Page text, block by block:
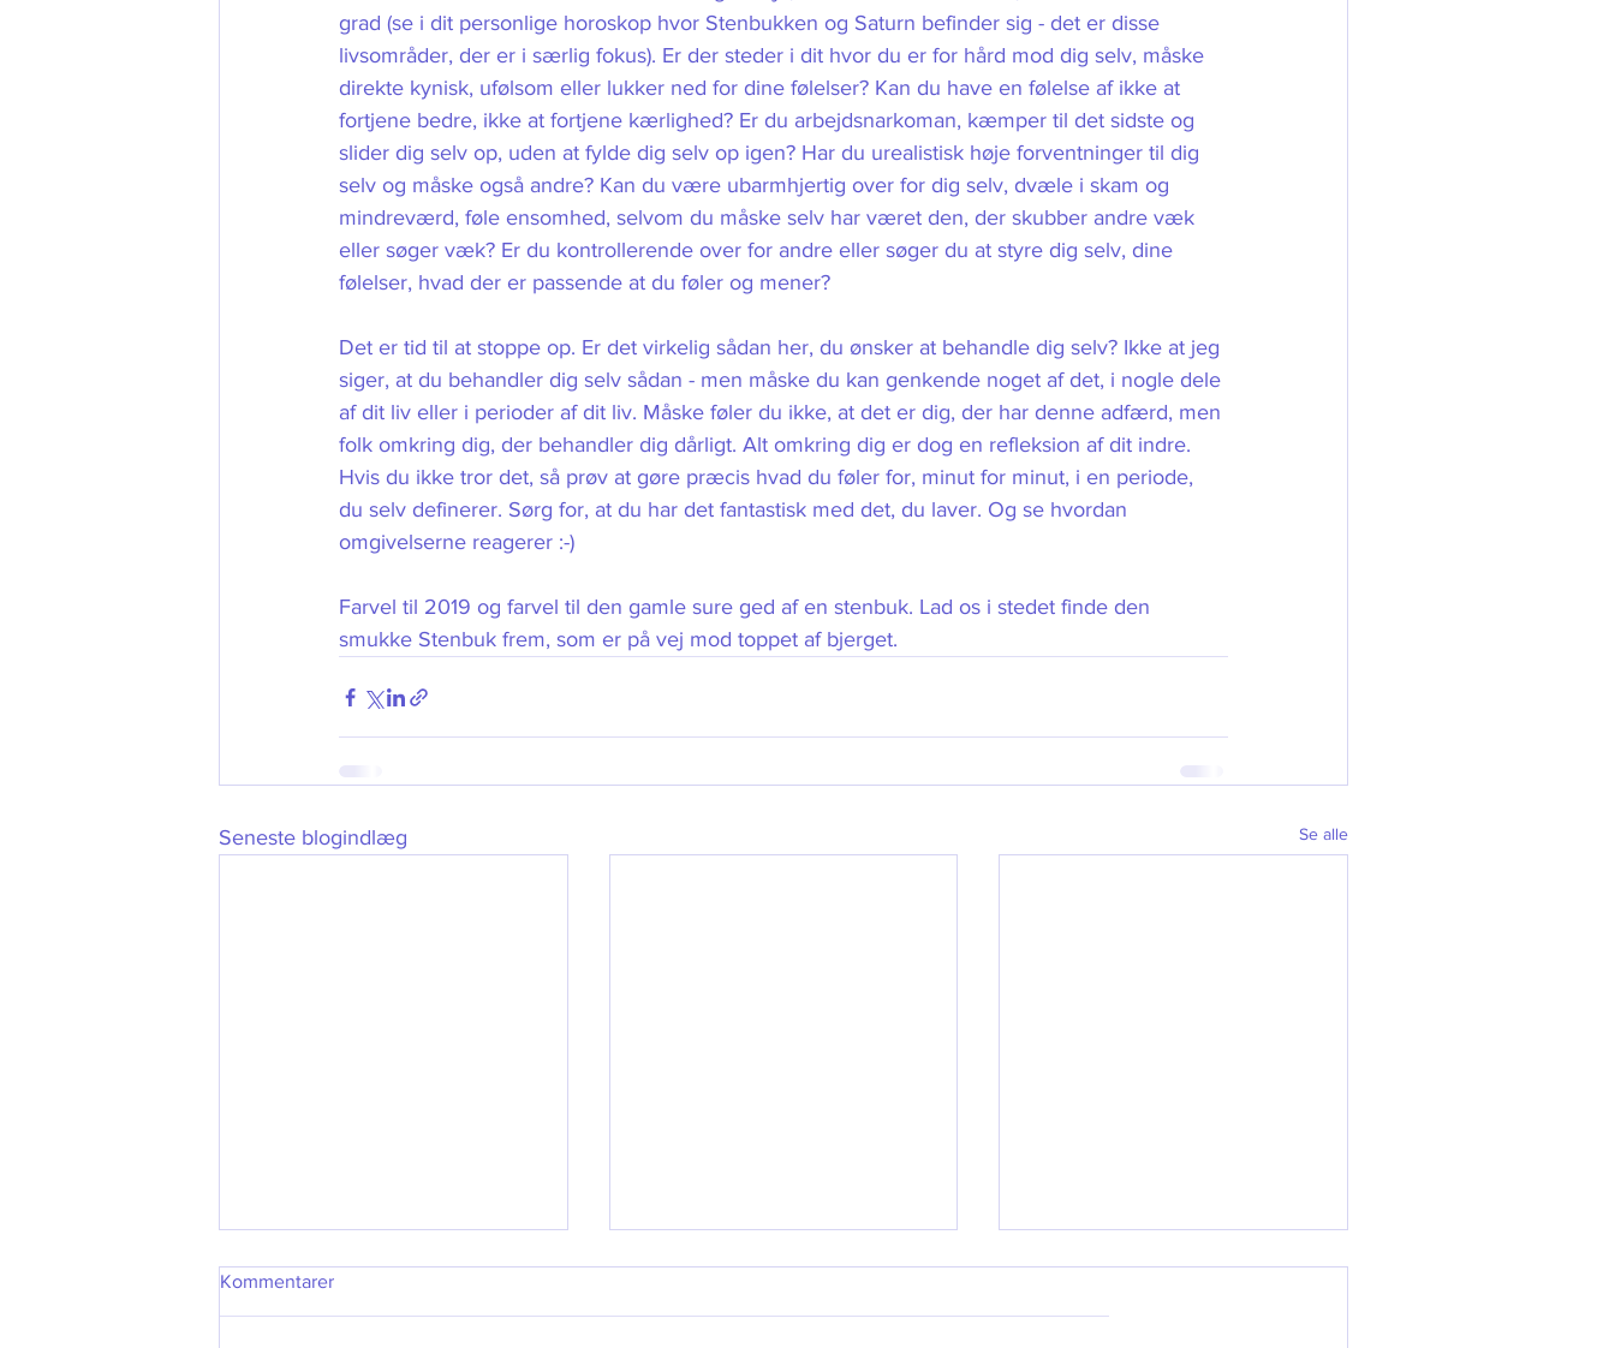
grad (se i dit personlige horoskop hvor Stenbukken og Saturn befinder sig - det er disse
livsområder, der er i særlig fokus). Er der steder i dit hvor du er for hård mod dig selv, måske
direkte kynisk, ufølsom eller lukker ned for dine følelser? Kan du have en følelse af ikke at
fortjene bedre, ikke at fortjene kærlighed? Er du arbejdsnarkoman, kæmper til det sidste og
slider dig selv op, uden at fylde dig selv op igen? Har du urealistisk høje forventninger til dig
selv og måske også andre? Kan du være ubarmhjertig over for dig selv, dvæle i skam og
mindreværd, føle ensomhed, selvom du måske selv har været den, der skubber andre væk
eller søger væk? Er du kontrollerende over for andre eller søger du at styre dig selv, dine
følelser, hvad der er passende at du føler og mener?
Det er tid til at stoppe op. Er det virkelig sådan her, du ønsker at behandle dig selv? Ikke at jeg
siger, at du behandler dig selv sådan - men måske du kan genkende noget af det, i nogle dele
af dit liv eller i perioder af dit liv. Måske føler du ikke, at det er dig, der har denne adfærd, men
folk omkring dig, der behandler dig dårligt. Alt omkring dig er dog en refleksion af dit indre.
Hvis du ikke tror det, så prøv at gøre præcis hvad du føler for, minut for minut, i en periode,
du selv definerer. Sørg for, at du har det fantastisk med det, du laver. Og se hvordan
omgivelserne reagerer :-)
Farvel til 2019 og farvel til den gamle sure ged af en stenbuk. Lad os i stedet finde den
smukke Stenbuk frem, som er på vej mod toppet af bjerget.
Seneste blogindlæg Se alle
Kommentarer